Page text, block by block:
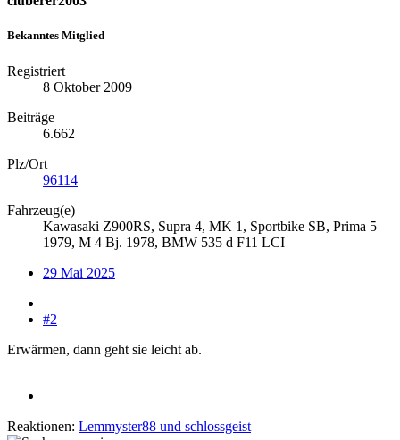
Bekanntes Mitglied
Registriert
8 Oktober 2009
Beiträge
6.662
Plz/Ort
96114
Fahrzeug(e)
Kawasaki Z900RS, Supra 4, MK 1, Sportbike SB, Prima 5
1979, M 4 Bj. 1978, BMW 535 d F11 LCI
29 Mai 2025
#2
Erwärmen, dann geht sie leicht ab.
Reaktionen: Lemmyster88 und schlossgeist